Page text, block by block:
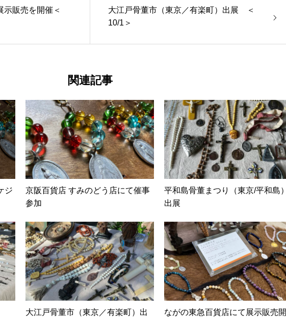
示販売を開催＜
大江戸骨董市（東京／有楽町）出展 ＜
10/1＞
関連記事
ジ
京阪百貨店 すみのどう店にて催事
参加
平和島骨董まつり（東京/平和島）
出展
大江戸骨董市（東京／有楽町）出
ながの東急百貨店にて展示販売開